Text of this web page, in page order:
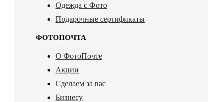
Одежда с Фото
Подарочные сертификаты
ФОТОПОЧТА
О ФотоПочте
Акции
Сделаем за вас
Бизнесу